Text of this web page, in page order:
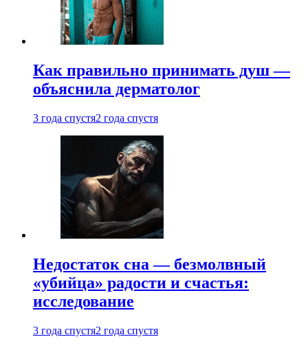
Как правильно принимать душ —
объяснила дерматолог
3 года спустя2 года спустя
Недостаток сна — безмолвный
«убийца» радости и счастья:
исследование
3 года спустя2 года спустя